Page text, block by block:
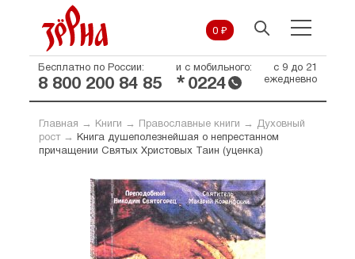
0 ₽
Бесплатно по России:
8 800 200 84 85
и с мобильного:
* 0224
с 9 до 21
ежедневно
Главная → Книги → Православные книги →
Духовный
рост→
Книга душеполезнейшая о непрестанном
причащении Святых Христовых Таин (уценка)